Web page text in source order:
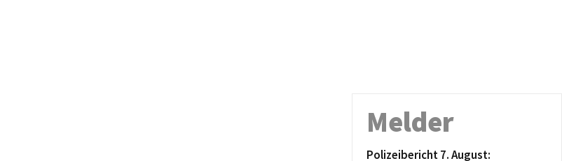
Melder
Polizeibericht 7. August: